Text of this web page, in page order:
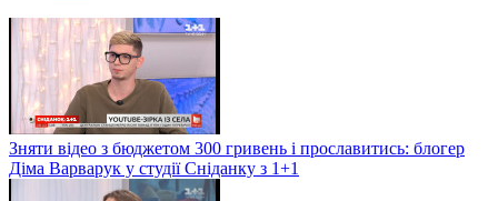
Зняти відео з бюджетом 300 гривень і прославитись: блогер
Діма Варварук у студії Сніданку з 1+1